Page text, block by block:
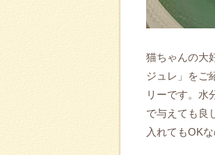
猫ちゃんの大
ジュレ」をご
リーです。水
で与えても良
入れてもOK